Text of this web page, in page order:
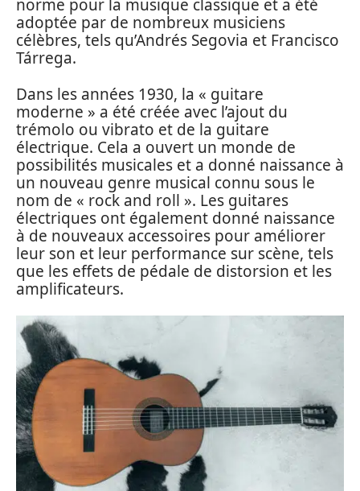
norme pour la musique classique et a été
adoptée par de nombreux musiciens
célèbres, tels qu’Andrés Segovia et Francisco
Tárrega.
Dans les années 1930, la « guitare
moderne » a été créée avec l’ajout du
trémolo ou vibrato et de la guitare
électrique. Cela a ouvert un monde de
possibilités musicales et a donné naissance à
un nouveau genre musical connu sous le
nom de « rock and roll ». Les guitares
électriques ont également donné naissance
à de nouveaux accessoires pour améliorer
leur son et leur performance sur scène, tels
que les effets de pédale de distorsion et les
amplificateurs.